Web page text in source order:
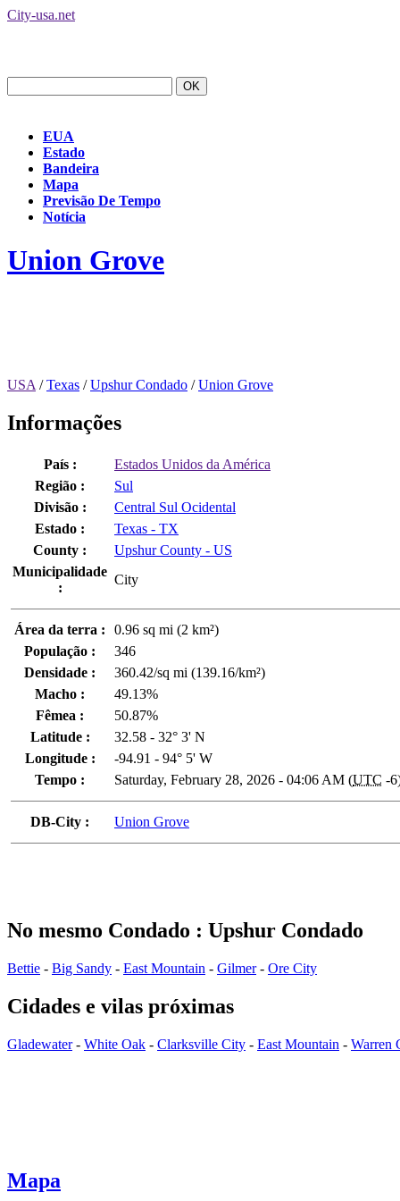
City-usa.net
EUA
Estado
Bandeira
Mapa
Previsão De Tempo
Notícia
Union Grove
USA /Texas /Upshur Condado /Union Grove
Informações
País :
Estados Unidos da América
Região :
Sul
Divisão :
Central Sul Ocidental
Estado :
Texas - TX
County :
Upshur County - US
Municipalidade
:
City
Área da terra :
0.96 sq mi (2 km²)
População :
346
Densidade :
360.42/sq mi (139.16/km²)
Macho :
49.13%
Fêmea :
50.87%
Latitude :
32.58 - 32° 3' N
Longitude :
-94.91 - 94° 5' W
Tempo :
Saturday, February 28, 2026 - 04:06 AM (UTC -
DB-City : Union Grove
No mesmo Condado : Upshur Condado
Bettie - Big Sandy - East Mountain - Gilmer- Ore City
Cidades e vilas próximas
Gladewater- White Oak - Clarksville City - East Mountain - Warren
Mapa